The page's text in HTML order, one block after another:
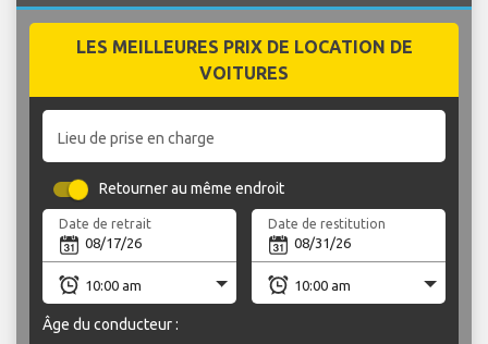
LES MEILLEURES PRIX DE LOCATION DE
VOITURES
Lieu de prise en charge
Retourner au même endroit
Date de retrait Date de restitution
Âge du conducteur :